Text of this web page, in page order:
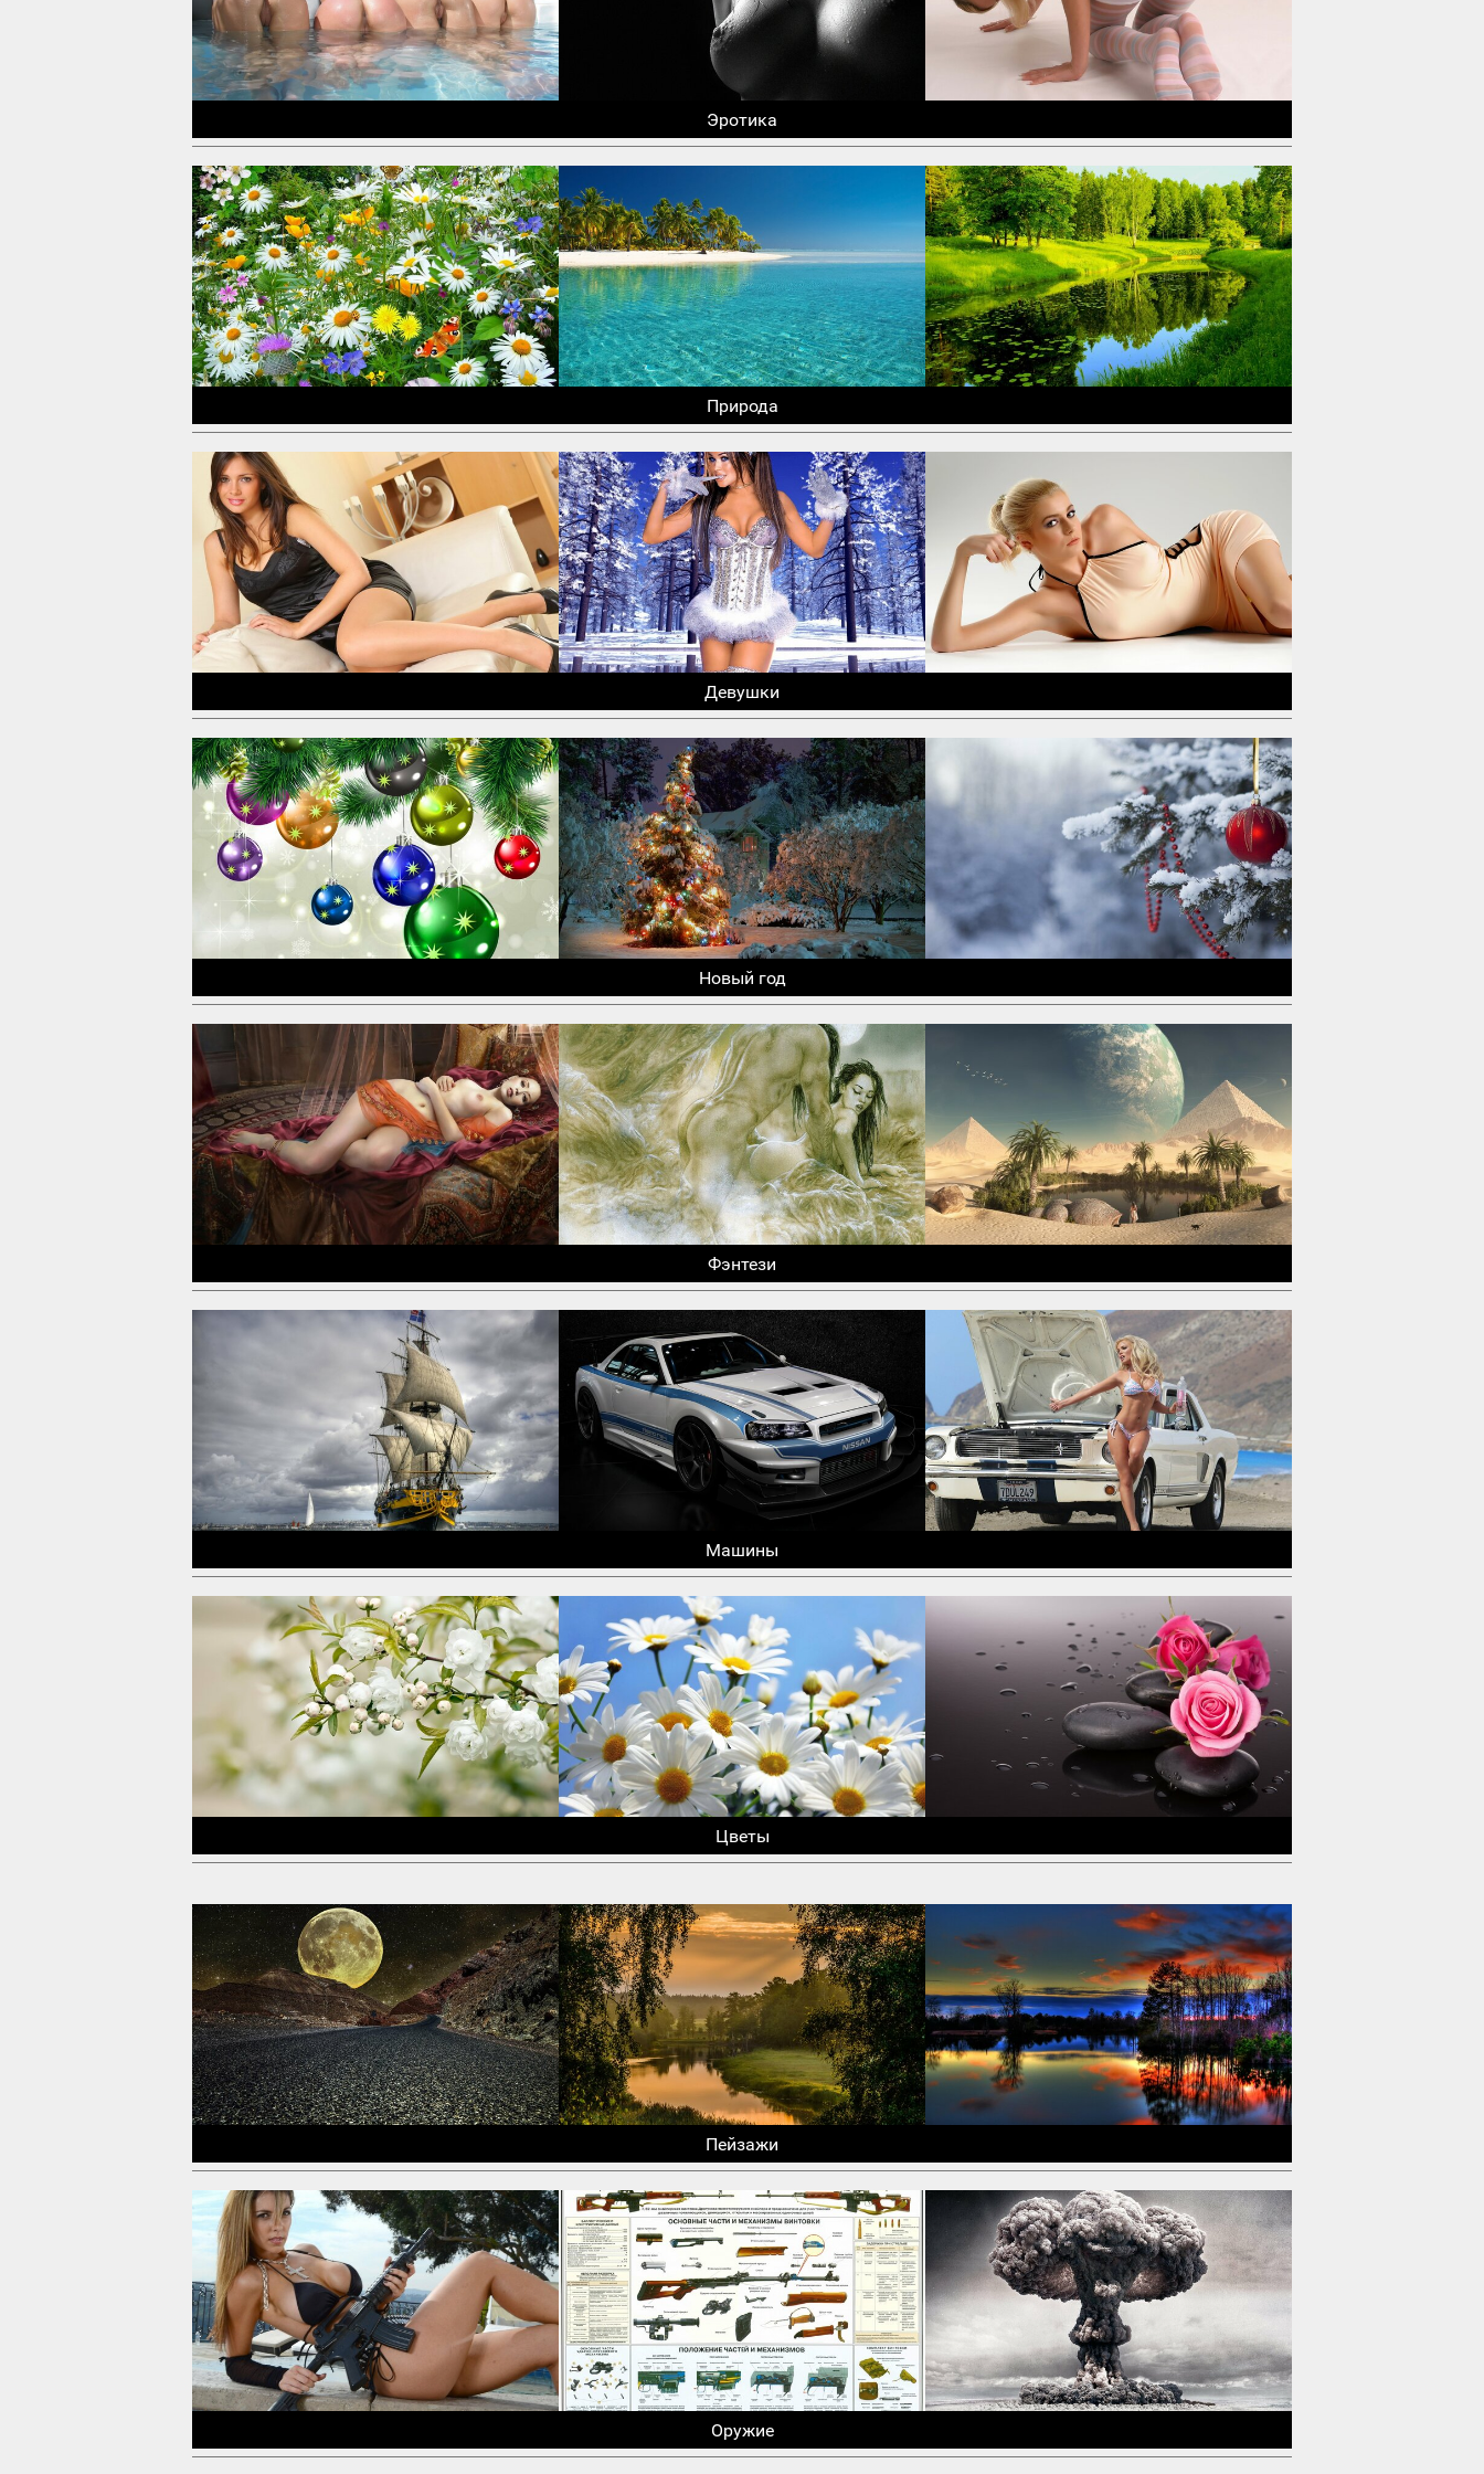
Эротика
Природа
Девушки
Новый год
Фэнтези
Машины
Цветы
Пейзажи
Оружие